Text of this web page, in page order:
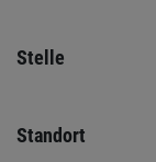
Stelle
Standort